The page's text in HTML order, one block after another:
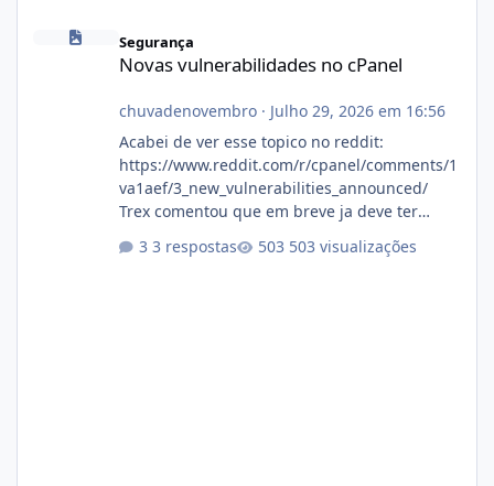
Novas vulnerabilidades no cPanel
Segurança
Novas vulnerabilidades no cPanel
chuvadenovembro· Julho 29, 2026 em 16:56
Acabei de ver esse topico no reddit:
https://www.reddit.com/r/cpanel/comments/1
va1aef/3_new_vulnerabilities_announced/
Trex comentou que em breve ja deve ter
3 respostas 503 visualizações